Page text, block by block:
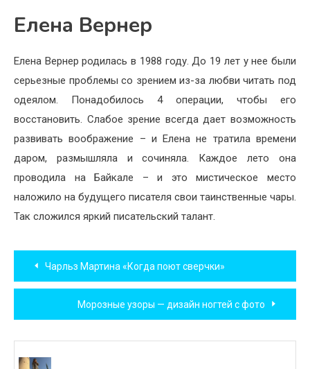
Елена Вернер
Елена Вернер родилась в 1988 году. До 19 лет у нее были
серьезные проблемы со зрением из-за любви читать под
одеялом. Понадобилось 4 операции, чтобы его
восстановить. Слабое зрение всегда дает возможность
развивать воображение – и Елена не тратила времени
даром, размышляла и сочиняла. Каждое лето она
проводила на Байкале – и это мистическое место
наложило на будущего писателя свои таинственные чары.
Так сложился яркий писательский талант.
Навигация
по
записям
Чарльз Мартина «Когда поют сверчки»
Морозные узоры — дизайн ногтей с фото